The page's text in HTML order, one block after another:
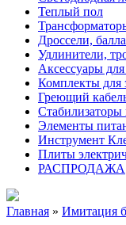
Теплый пол
Дроссели,
Удлинители,
Аксессуары
Комплекты для
Греющий
Элементы
Инструмент
Плиты
РАСПРОДАЖА
Главная » Имитация